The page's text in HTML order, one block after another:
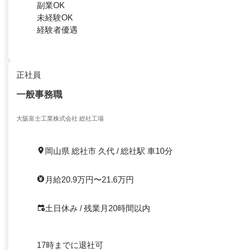
副業OK
未経験OK
経験者優遇
正社員
一般事務職
大阪富士工業株式会社 総社工場
岡山県 総社市 久代 / 総社駅 車10分
月給20.9万円〜21.6万円
土日休み / 残業月20時間以内
17時までに退社可